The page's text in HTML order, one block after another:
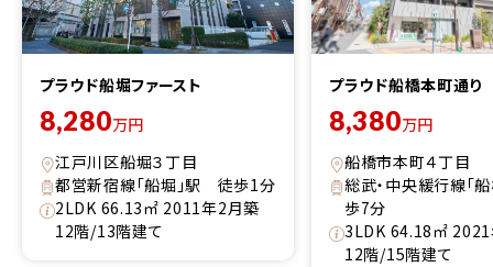
プラウド船堀ファースト
8,280万円
江戸川区船堀３丁目
都営新宿線「船堀」駅 徒歩1分
2LDK 66.13㎡ 2011年2月築
12階/13階建て
プラウド船橋本町通り
8,380万円
船橋市本町４丁目
総武・中央緩行線「
歩7分
3LDK 64.18㎡
12階/15階建て